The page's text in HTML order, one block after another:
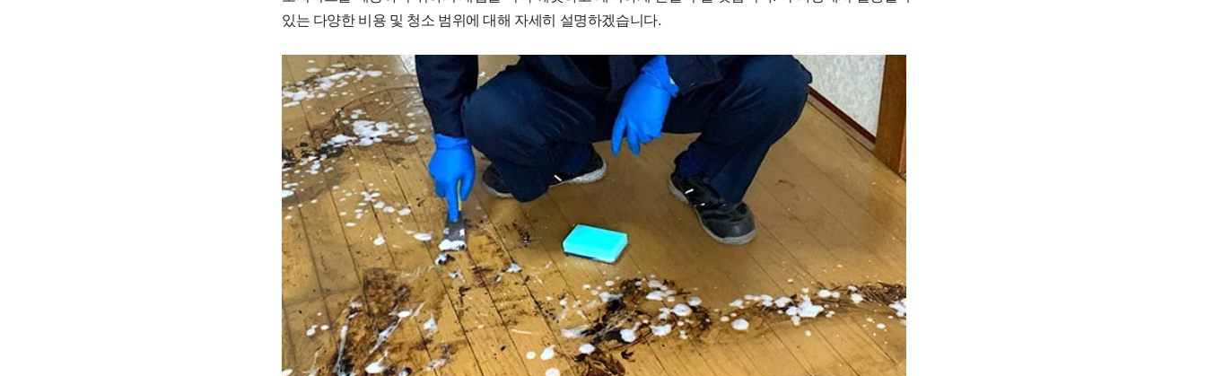
있는 다양한 비용 및 청소 범위에 대해 자세히 설명하겠습니다.